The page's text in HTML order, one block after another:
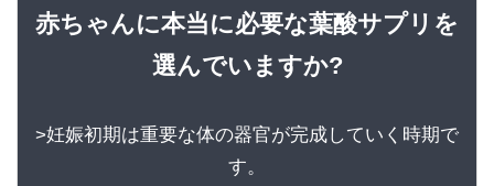
赤ちゃんに本当に必要な葉酸サプリを
選んでいますか?
>妊娠初期は重要な体の器官が完成していく時期で
す。